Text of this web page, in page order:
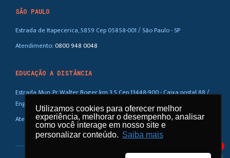
Utilizamos cookies para oferecer melhor
experiência, melhorar o desempenho, analisar
como você interage em nosso site e
personalizar conteúdo. Saiba mais
Utilizamos cookies para oferecer melhor
experiência, melhorar o desempenho, analisar
como você interage em nosso site e
personalizar conteúdo. Saiba mais
SÃO PAULO
Estrada de Itapecerica, 5859 Cep 05858-001 / São Paulo - SP
Atendimento:0800 948 0048
EDUCAÇÃO A DISTÂNCIA
Estrada Mun. Pr. Walter Boger, km 3,5 Cep 13448-900 - Caixa postal 88 /
Eng. Coelho – SP
Atendimento:0800 948 0048